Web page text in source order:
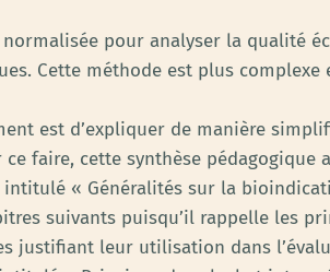
normalisée pour analyser la qualité
Cette méthode est plus
est d’expliquer de manière
ce faire, cette synthèse
intitulé « Généralités sur la
suivants puisqu’il rappelle les
justifiant leur utilisation dans